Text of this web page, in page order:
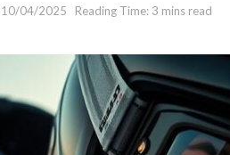
10/04/2025 Reading Time: 3 mins read